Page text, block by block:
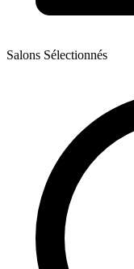
Salons Sélectionnés